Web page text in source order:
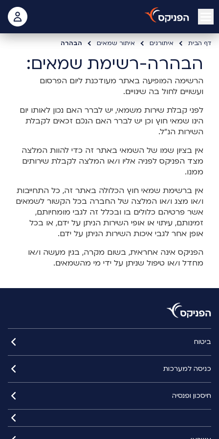
open mobile menu
דף הבית איתורנים איתור שמאים הבהרה
הבהרה-רשימת שמאים:
הרשימה המופיעה באתר מעודכנת ליום הפרסום
ועשויים לחול בה שינויים.
לפני קבלת שירות משמאי, יש לברר האם נכון לאותו יום
הינו שמאי חוץ וכן יש לברר האם הנכם זכאים לקבלת
השירות הנ"ל.
אין בציון שמו של השמאי באתר זה כדי להוות המלצה
מצד הפניקס לפניה אליו ו/או המלצה לקבלת שירותים
ממנו.
אין ברשימת שמאי חוץ הכלולה באתר זה, כל התחייבות
ו/או מצג ו/או המלצה של החברה בכל הקשור לשמאים
אשר פרטיהם כלולים בו ובכלל זה לגבי מומחיותם,
זמינותם, עיתוי או אופי השירות הניתן על ידם, או בכל
אופן אחר לגבי איכות השירות הניתן על ידם.
הפניקס אינה אחראית, בשום מקרה, בגין מעשה ו/או
מחדל ו/או טיפול שניתן על ידי מי מהשמאים.
ביטוח
כניסה למערכות
חיסכון ופנסיה